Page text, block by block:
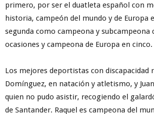
primero, por ser el duatleta español con
historia, campeón del mundo y de Europa
segunda como campeona y subcampeona
ocasiones y campeona de Europa en cinco.
Los mejores deportistas con discapacidad
Domínguez, en natación y atletismo, y
quien no pudo asistir, recogiendo el
de Santander. Raquel es campeona del